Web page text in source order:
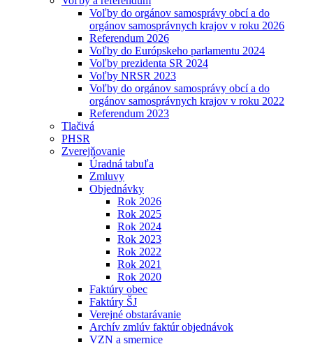
Voľby do orgánov samosprávy obcí a do
orgánov samosprávnych krajov v roku 2026
Referendum 2026
Voľby do Európskeho parlamentu 2024
Voľby prezidenta SR 2024
Voľby NRSR 2023
Voľby do orgánov samosprávy obcí a do
orgánov samosprávnych krajov v roku 2022
Referendum 2023
Tlačivá
PHSR
Zverejňovanie
Úradná tabuľa
Zmluvy
Objednávky
Rok 2026
Rok 2025
Rok 2024
Rok 2023
Rok 2022
Rok 2021
Rok 2020
Faktúry obec
Faktúry ŠJ
Verejné obstarávanie
Archív zmlúv faktúr objednávok
VZN a smernice